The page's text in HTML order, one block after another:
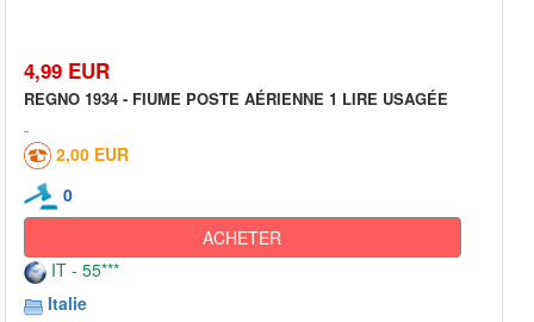
4,99 EUR
REGNO 1934 - FIUME POSTE AÉRIENNE 1 LIRE USAGÉE
2,00 EUR
0
ACHETER
IT - 55***
Italie